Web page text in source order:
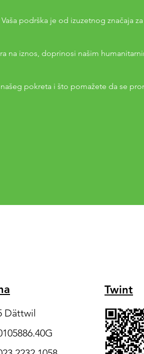
podrška je od izuzetnog značaja za
na iznos, doprinosi našim
pokreta i što pomažete da se
Dättwil
Twint